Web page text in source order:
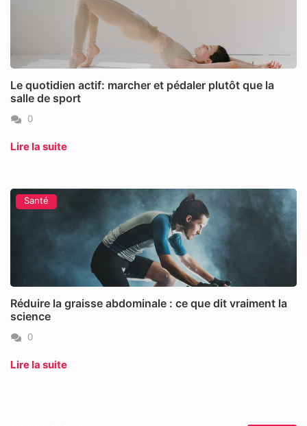
Le quotidien actif: marcher et pédaler plutôt que la
salle de sport
0
Lire la suite
Santé
Réduire la graisse abdominale : ce que dit vraiment la
science
0
Lire la suite